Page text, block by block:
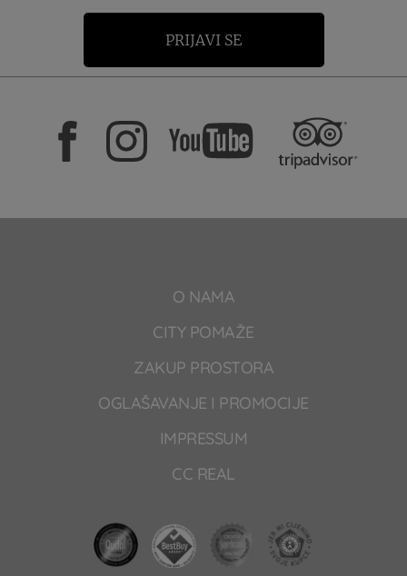
PRIJAVI SE
O NAMA
CITY POMAŽE
ZAKUP PROSTORA
OGLAŠAVANJE I PROMOCIJE
IMPRESSUM
CC REAL